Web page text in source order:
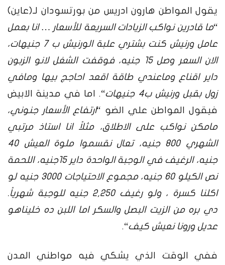
يقول المواطن هارون ادريس من بورتسودان لـ(عاين)
“ما قادرين نواكب الزيادات السريعة للأسعار … انا بعمل
عامل ورنيش كنت بشتري علبة الورنيش ب 7 جنيهات،
الان السعر وصل 15 جنيه، فوقفت الشغل لانو الزبون
داير اقناع وماعندي طاقة اقعد احاجج بيها ومافي
زول بقبل ورنيش ب4 جنيهات
“. اما في مدينة الابيض
فيقول المواطن علي الضو “ارتفاع الأسعار جنوني،
مامكن نواكب على الاطلاق، مثلاً انا استاذ مرتبي
الشهري 800 جنيه، تعال نقسموا ملوة العيش 40
جنيه، الرغيف في الوجبة الواحدة داير 15جنيه، اللحمة
نص الكيلو 60 جنيه، مجموع الاحتياجات 3000 جنيه لو
اكلنا كسرة ، ولو رغيف 2,250 جنيه للوجبة شهرياً.
دي بره من الزيت البصل والسكر اما اللبن ده خليناهو
عديل ورونا نعيش كيف“.
ففي الوقت الذي يشكي فيه مواطني المدن